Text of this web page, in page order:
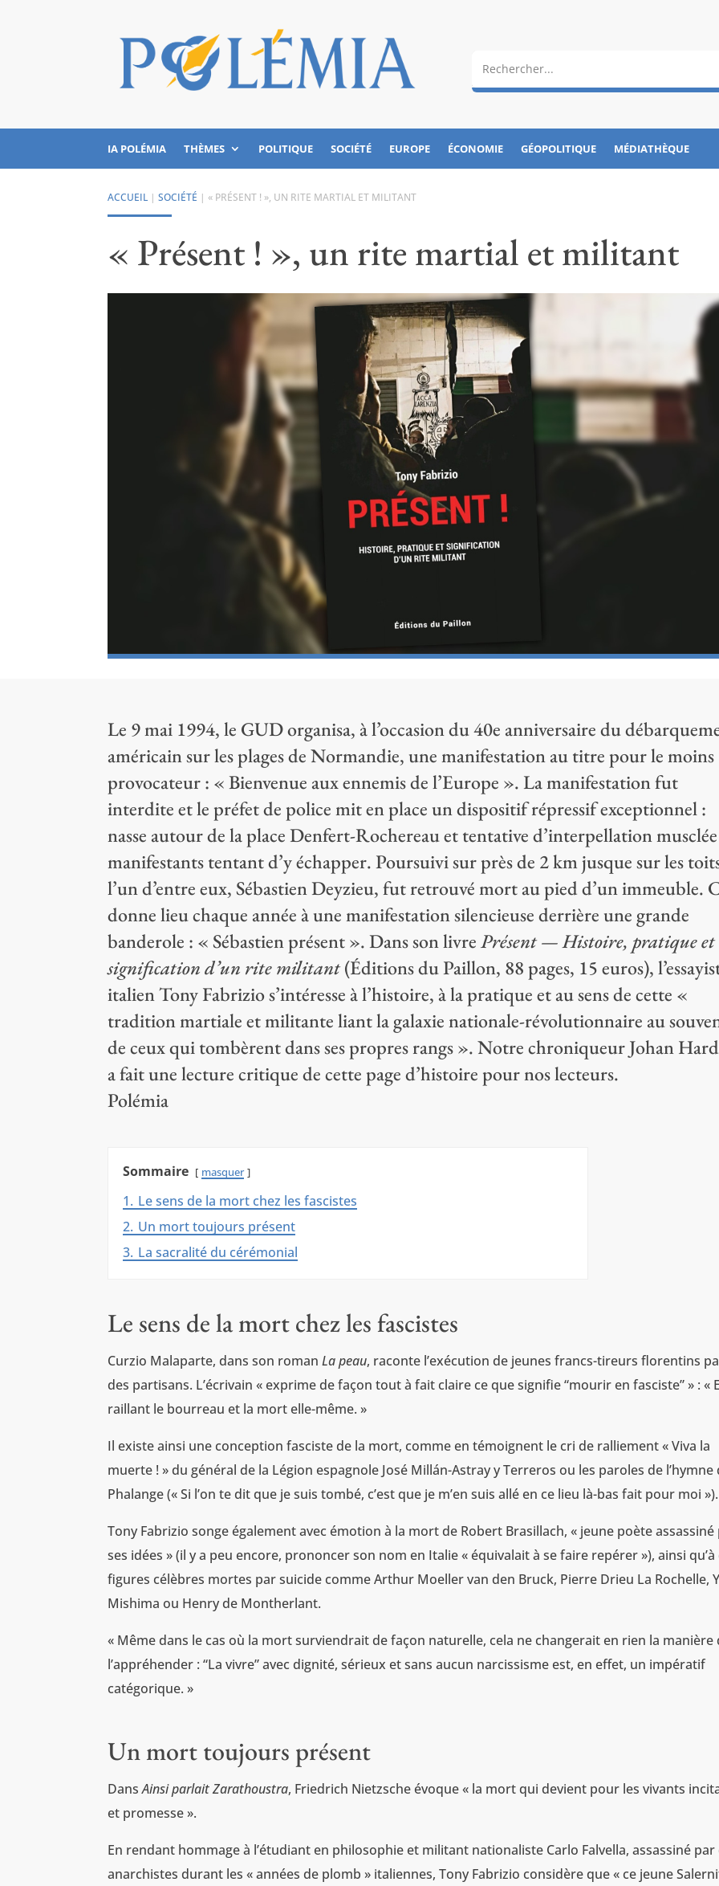
IA POLÉMIA THÈMES POLITIQUE SOCIÉTÉ EUROPE ÉCONOMIE GÉOPOLITIQUE MÉDIATHÈQUE
ACCUEIL |SOCIÉTÉ |« PRÉSENT ! », UN RITE MARTIAL ET MILITANT
« Présent ! », un rite martial et militant
Le 9 mai 1994, le GUD organisa, à l’occasion du 40e anniversaire du
américain sur les plages de Normandie, une manifestation au titre pour le moins
provocateur : « Bienvenue aux ennemis de l’Europe ». La manifestation fut
interdite et le préfet de police mit en place un dispositif répressif exceptionnel :
nasse autour de la place Denfert-Rochereau et tentative d’interpellation
manifestants tentant d’y échapper. Poursuivi sur près de 2 km jusque sur les
l’un d’entre eux, Sébastien Deyzieu, fut retrouvé mort au pied d’un immeuble.
donne lieu chaque année à une manifestation silencieuse derrière une grande
banderole : « Sébastien présent ». Dans son livrePrésent — Histoire, pratique et
signification d’un rite militant(Éditions du Paillon, 88 pages, 15 euros),
italien Tony Fabrizio s’intéresse à l’histoire, à la pratique et au sens de cette «
tradition martiale et militante liant la galaxie nationale-révolutionnaire au
de ceux qui tombèrent dans ses propres rangs ». Notre chroniqueur Johan
a fait une lecture critique de cette page d’histoire pour nos lecteurs.
Polémia
Sommaire masquer
1. Le sens de la mort chez les fascistes
2. Un mort toujours présent
3. La sacralité du cérémonial
Le sens de la mort chez les fascistes
Curzio Malaparte, dans son romanLa peau, raconte l’exécution de jeunes francs-tireurs florentins
des partisans. L’écrivain « exprime de façon tout à fait claire ce que signifie “mourir en fasciste” » : «
raillant le bourreau et la mort elle-même. »
Il existe ainsi une conception fasciste de la mort, comme en témoignent le cri de ralliement « Viva la
muerte ! » du général de la Légion espagnole José Millán-Astray y Terreros ou les paroles de l’hymne
Phalange (« Si l’on te dit que je suis tombé, c’est que je m’en suis allé en ce lieu là-bas fait pour moi »).
Tony Fabrizio songe également avec émotion à la mort de Robert Brasillach, « jeune poète
ses idées » (il y a peu encore, prononcer son nom en Italie « équivalait à se faire repérer »), ainsi qu’à
figures célèbres mortes par suicide comme Arthur Moeller van den Bruck, Pierre Drieu La Rochelle,
Mishima ou Henry de Montherlant.
« Même dans le cas où la mort surviendrait de façon naturelle, cela ne changerait en rien la manière
l’appréhender : “La vivre” avec dignité, sérieux et sans aucun narcissisme est, en effet, un impératif
catégorique. »
Un mort toujours présent
DansAinsi parlait Zarathoustra, Friedrich Nietzsche évoque « la mort qui devient pour les vivants
et promesse ».
En rendant hommage à l’étudiant en philosophie et militant nationaliste Carlo Falvella, assassiné par
anarchistes durant les « années de plomb » italiennes, Tony Fabrizio considère que « ce jeune